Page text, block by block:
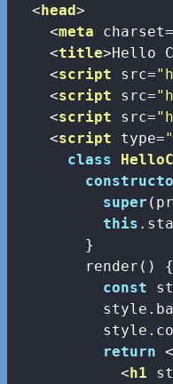
<head>
<meta charset=
<title>Hello
<script src=
<script src=
<script src=
<script type=
class
super
this
        }
        render() {
const
return
<h1